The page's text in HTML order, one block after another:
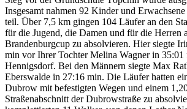
Insgesamt nahmen 92 Kinder und
teil. Über 7,5 km gingen 104 Läufer an den
für die Jugend, die Damen und für die Herren
Brandenburgcup zu absolvieren. Hier siegte
min vor Ihrer Tochter Melina Wagner in 35:01
Hennigsdorf. Bei den Männern siegte Max
Eberswalde in 27:16 min. Die Läufer hatten
Dubrow mit befestigten Wegen und einem
Straßenabschnitt der Dubrowstraße zu